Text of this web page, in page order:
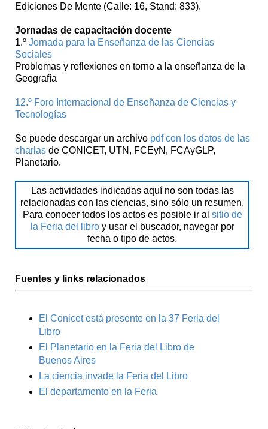
Ediciones De Mente (Calle: 16, Stand: 833).
Jornadas de capacitación docente
1.º Jornada para la Enseñanza de las Ciencias
Sociales
Problemas y reflexiones en torno a la enseñanza de la
Geografía
12.º Foro Internacional de Enseñanza de Ciencias y
Tecnologías
Se puede descargar un archivo pdf con los datos de las
charlas de CONICET, UTN, FCEyN, FCAyGLP,
Planetario.
Las actividades indicadas aquí no son todas las
relacionadas con las ciencias, sino sólo un resumen.
Para conocer todos los actos es posible ir al sitio de
la Feria del libroy usar el buscador, navegar por
fecha o tipo de actos.
Fuentes y links relacionados
El Conicet está presente en la 37 Feria del
Libro
El Planetario en la Feria del Libro de
Buenos Aires
La ciencia invade la Feria del Libro
El departamento en la Feria